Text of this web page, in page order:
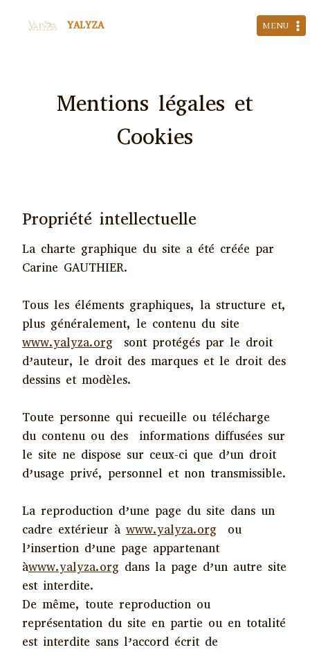
YALYZA MENU
Mentions légales et
Cookies
Propriété intellectuelle
La charte graphique du site a été créée par
Carine GAUTHIER.
Tous les éléments graphiques, la structure et,
plus généralement, le contenu du site
www.yalyza.org sont protégés par le droit
d’auteur, le droit des marques et le droit des
dessins et modèles.
Toute personne qui recueille ou télécharge
du contenu ou des informations diffusées sur
le site ne dispose sur ceux-ci que d’un droit
d’usage privé, personnel et non transmissible.
La reproduction d’une page du site dans un
cadre extérieur à www.yalyza.org ou
l’insertion d’une page appartenant
àwww.yalyza.org dans la page d’un autre site
est interdite.
De même, toute reproduction ou
représentation du site en partie ou en totalité
est interdite sans l’accord écrit de